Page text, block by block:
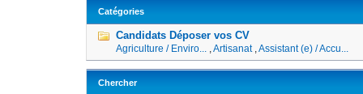
Catégories
Candidats Déposer vos CV
Agriculture / Enviro... ,Artisanat ,Assistant (e) / Accu...
Chercher